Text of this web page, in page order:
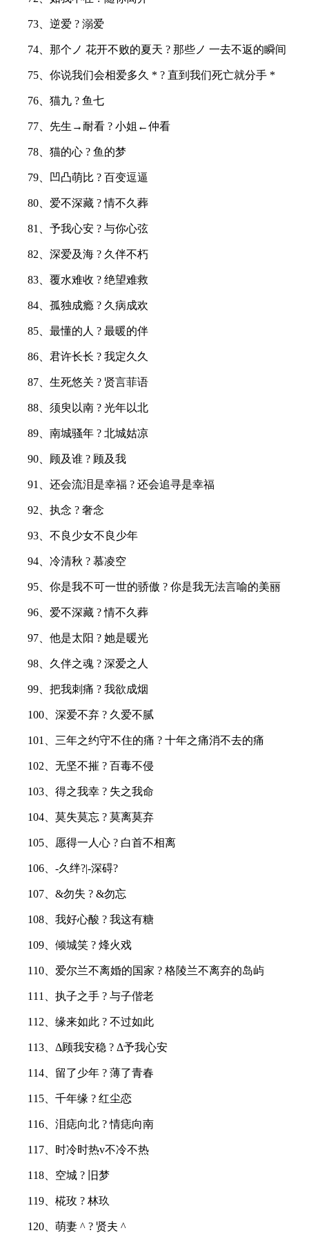
73、逆爱 ? 溺爱
74、那个ノ 花开不败的夏天 ? 那些ノ 一去不返的瞬间
75、你说我们会相爱多久 * ? 直到我们死亡就分手 *
76、猫九 ? 鱼七
77、先生→耐看 ? 小姐←仲看
78、猫的心 ? 鱼的梦
79、凹凸萌比 ? 百变逗逼
80、爱不深藏 ? 情不久葬
81、予我心安 ? 与你心弦
82、深爱及海 ? 久伴不朽
83、覆水难收 ? 绝望难救
84、孤独成瘾 ? 久病成欢
85、最懂的人 ? 最暖的伴
86、君许长长 ? 我定久久
87、生死悠关 ? 贤言菲语
88、须臾以南 ? 光年以北
89、南城骚年 ? 北城姑凉
90、顾及谁 ? 顾及我
91、还会流泪是幸福 ? 还会追寻是幸福
92、执念 ? 奢念
93、不良少女不良少年
94、冷清秋 ? 慕凌空
95、你是我不可一世的骄傲 ? 你是我无法言喻的美丽
96、爱不深藏 ? 情不久葬
97、他是太阳 ? 她是暖光
98、久伴之魂 ? 深爱之人
99、把我刺痛 ? 我欲成烟
100、深爱不弃 ? 久爱不腻
101、三年之约守不住的痛 ? 十年之痛消不去的痛
102、无坚不摧 ? 百毒不侵
103、得之我幸 ? 失之我命
104、莫失莫忘 ? 莫离莫弃
105、愿得一人心 ? 白首不相离
106、-久绊?|-深碍?
107、&勿失 ? &勿忘
108、我好心酸 ? 我这有糖
109、倾城笑 ? 烽火戏
110、爱尔兰不离婚的国家 ? 格陵兰不离弃的岛屿
111、执子之手 ? 与子偕老
112、缘来如此 ? 不过如此
113、Δ顾我安稳 ? Δ予我心安
114、留了少年 ? 薄了青春
115、千年缘 ? 红尘恋
116、泪痣向北 ? 情痣向南
117、时冷时热v不冷不热
118、空城 ? 旧梦
119、椛玫 ? 林玖
120、萌妻 ^ ? 贤夫 ^